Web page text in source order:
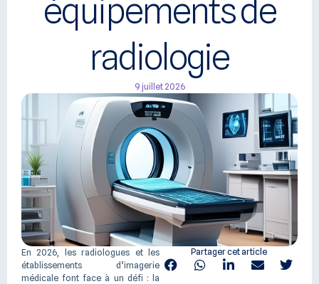
équipements de
radiologie
9 juillet 2026
En 2026, les radiologues et les
établissements d’imagerie
médicale font face à un défi : la
Partager cet article